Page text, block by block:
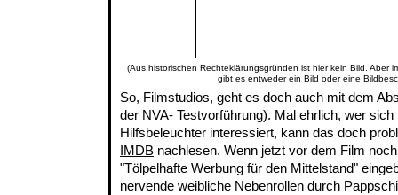
(Aus historischen Rechteklärungsgründen ist hier kein Bild. Aber
gibt es entweder ein Bild oder eine
So, Filmstudios, geht es doch auch mit dem
der NVA- Testvorführung). Mal ehrlich, wer sich
Hilfsbeleuchter interessiert, kann das doch
IMDB nachlesen. Wenn jetzt vor dem Film
"Tölpelhafte Werbung für den Mittelstand"
nervende weibliche Nebenrollen durch